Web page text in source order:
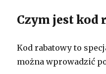
Czym jest kod
Kod rabatowy to
można wprowadzić